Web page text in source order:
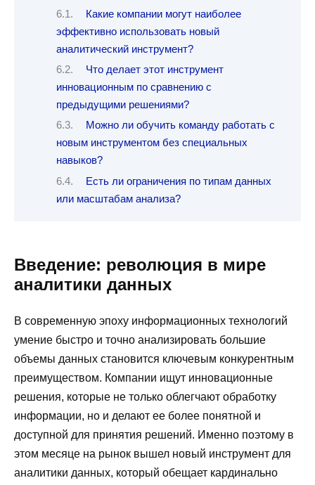
Какие компании могут наиболее
эффективно использовать новый
аналитический инструмент?
Что делает этот инструмент
инновационным по сравнению с
предыдущими решениями?
Можно ли обучить команду работать с
новым инструментом без специальных
навыков?
Есть ли ограничения по типам данных
или масштабам анализа?
Введение: революция в мире
аналитики данных
В современную эпоху информационных технологий
умение быстро и точно анализировать большие
объемы данных становится ключевым конкурентным
преимуществом. Компании ищут инновационные
решения, которые не только облегчают обработку
информации, но и делают ее более понятной и
доступной для принятия решений. Именно поэтому в
этом месяце на рынок вышел новый инструмент для
аналитики данных, который обещает кардинально